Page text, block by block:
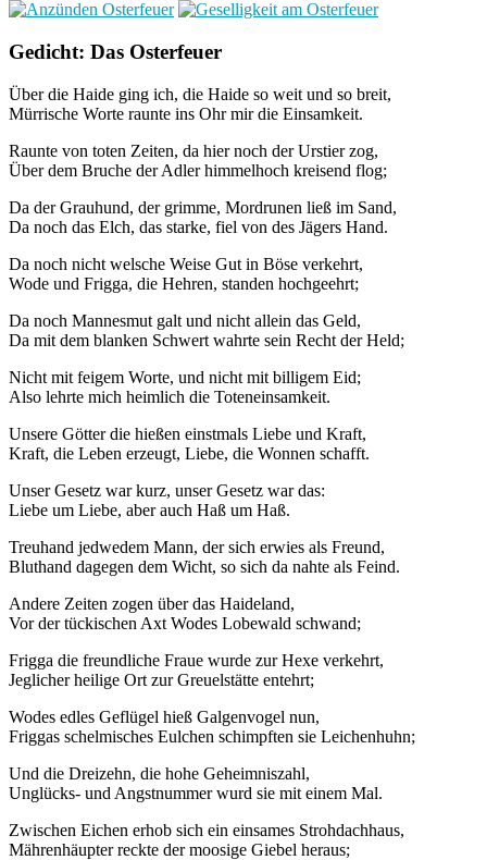
Gedicht: Das Osterfeuer
Über die Haide ging ich, die Haide so weit und so breit,
Mürrische Worte raunte ins Ohr mir die Einsamkeit.
Raunte von toten Zeiten, da hier noch der Urstier zog,
Über dem Bruche der Adler himmelhoch kreisend flog;
Da der Grauhund, der grimme, Mordrunen ließ im Sand,
Da noch das Elch, das starke, fiel von des Jägers Hand.
Da noch nicht welsche Weise Gut in Böse verkehrt,
Wode und Frigga, die Hehren, standen hochgeehrt;
Da noch Mannesmut galt und nicht allein das Geld,
Da mit dem blanken Schwert wahrte sein Recht der Held;
Nicht mit feigem Worte, und nicht mit billigem Eid;
Also lehrte mich heimlich die Toteneinsamkeit.
Unsere Götter die hießen einstmals Liebe und Kraft,
Kraft, die Leben erzeugt, Liebe, die Wonnen schafft.
Unser Gesetz war kurz, unser Gesetz war das:
Liebe um Liebe, aber auch Haß um Haß.
Treuhand jedwedem Mann, der sich erwies als Freund,
Bluthand dagegen dem Wicht, so sich da nahte als Feind.
Andere Zeiten zogen über das Haideland,
Vor der tückischen Axt Wodes Lobewald schwand;
Frigga die freundliche Fraue wurde zur Hexe verkehrt,
Jeglicher heilige Ort zur Greuelstätte entehrt;
Wodes edles Geflügel hieß Galgenvogel nun,
Friggas schelmisches Eulchen schimpften sie Leichenhuhn;
Und die Dreizehn, die hohe Geheimniszahl,
Unglücks- und Angstnummer wurd sie mit einem Mal.
Zwischen Eichen erhob sich ein einsames Strohdachhaus,
Mährenhäupter reckte der moosige Giebel heraus;